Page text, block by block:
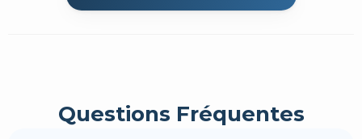
Questions Fréquentes